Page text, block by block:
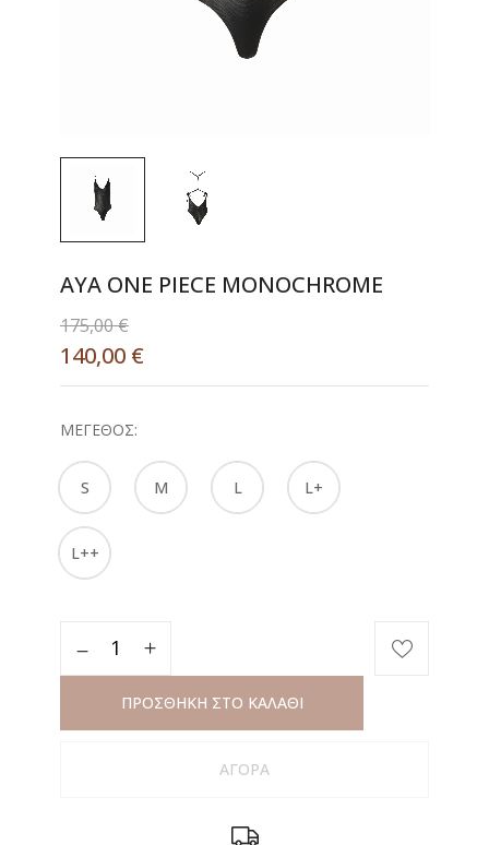
AYA ONE PIECE MONOCHROME
175,00€
140,00 €
ΜΈΓΕΘΟΣ
S M L L+
L++
ΠΡΟΣΘΗΚΗ ΣΤΟ ΚΑΛΑΘΙ
ΑΓΟΡΑ